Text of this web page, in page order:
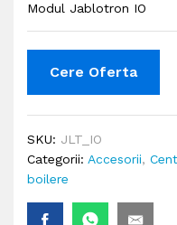
Modul Jablotron IO
Cere Oferta
SKU: JLT_IO
Categorii: Accesorii,
boilere